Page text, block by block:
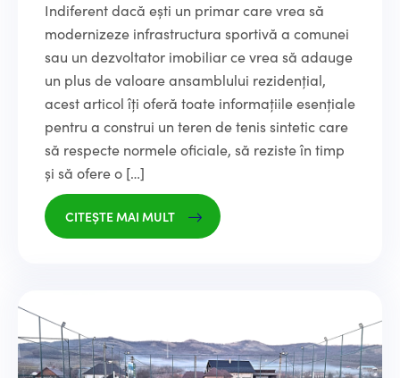
Indiferent dacă ești un primar care vrea să
modernizeze infrastructura sportivă a comunei
sau un dezvoltator imobiliar ce vrea să adauge
un plus de valoare ansamblului rezidențial,
acest articol îți oferă toate informațiile esențiale
pentru a construi un teren de tenis sintetic care
să respecte normele oficiale, să reziste în timp
și să ofere o […]
CITEȘTE MAI MULT